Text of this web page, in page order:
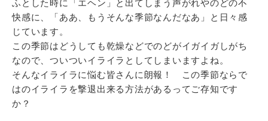
ふとした時に「エヘン」と出てしまう声がれやのどの不
快感に、「ああ、もうそんな季節なんだなあ」と日々感
じています。
この季節はどうしても乾燥などでのどがイガイガしがち
なので、ついついイライラとしてしまいますよね。
そんなイライラに悩む皆さんに朗報！ この季節ならで
はのイライラを撃退出来る方法があるってご存知です
か？